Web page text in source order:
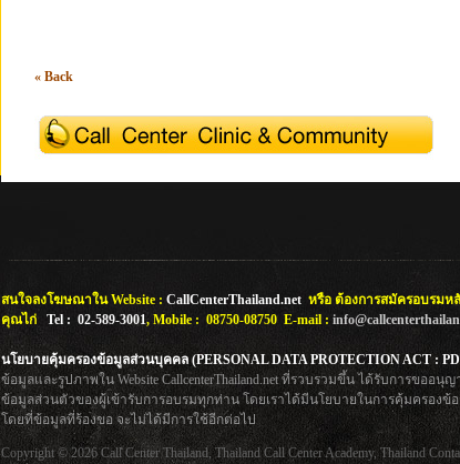
« Back
สนใจลงโฆษณาใน Website : CallCenterThailand.net หรือ ต้องการสมัครอบรมห
คุณไก่ Tel : 02-589-3001, Mobile : 08750-08750 E-mail :
นโยบายคุ้มครองข้อมูลส่วนบุคคล (PERSONAL DATA PROTECTION ACT :
ข้อมูลและรูปภาพใน Website CallcenterThailand.net ที่รวบรวมขึ้น ได้รับการข
ข้อมูลส่วนตัวของผู้เข้ารับการอบรมทุกท่าน โดยเราได้มีนโยบายในการคุ้มครอง
โดยที่ข้อมูลที่ร้องขอ จะไม่ได้มีการใช้อีกต่อไป
Copyright © 2026 Call Center Thailand, Thailand Call Center Academy, Thailand